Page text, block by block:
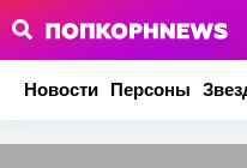
Новости Персоны